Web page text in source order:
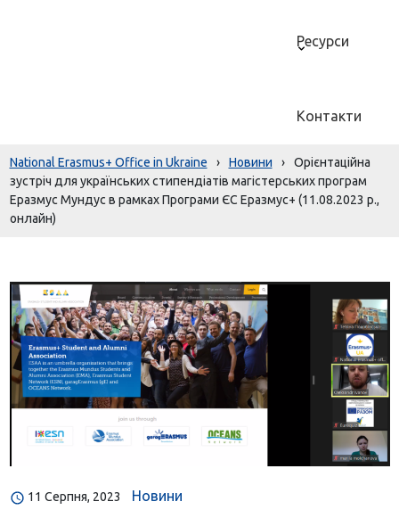
Ресурси
Контакти
National Erasmus+ Office in Ukraine › Новини ›
Орієнтаційна
зустріч для українських стипендіатів магістерських програм
Еразмус Мундус в рамках Програми ЄС Еразмус+ (11.08.2023 р.,
онлайн)
11 Серпня, 2023 Новини